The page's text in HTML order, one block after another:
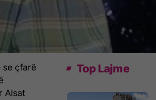
se çfarë
Alsat
Top Lajme